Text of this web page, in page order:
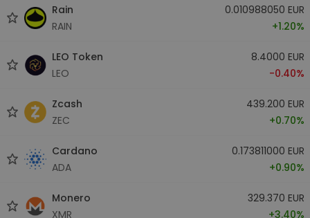
Rain
RAIN
0.010988050 EUR
+1.20%
LEO Token
LEO
8.4000 EUR
-0.40%
Zcash
ZEC
439.200 EUR
+0.70%
Cardano
ADA
0.173811000 EUR
+0.90%
Monero
XMR
329.370 EUR
+3.40%